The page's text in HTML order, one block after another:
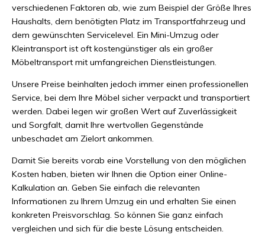
verschiedenen Faktoren ab, wie zum Beispiel der Größe Ihres
Haushalts, dem benötigten Platz im Transportfahrzeug und
dem gewünschten Servicelevel. Ein Mini-Umzug oder
Kleintransport ist oft kostengünstiger als ein großer
Möbeltransport mit umfangreichen Dienstleistungen.
Unsere Preise beinhalten jedoch immer einen professionellen
Service, bei dem Ihre Möbel sicher verpackt und transportiert
werden. Dabei legen wir großen Wert auf Zuverlässigkeit
und Sorgfalt, damit Ihre wertvollen Gegenstände
unbeschadet am Zielort ankommen.
Damit Sie bereits vorab eine Vorstellung von den möglichen
Kosten haben, bieten wir Ihnen die Option einer Online-
Kalkulation an. Geben Sie einfach die relevanten
Informationen zu Ihrem Umzug ein und erhalten Sie einen
konkreten Preisvorschlag. So können Sie ganz einfach
vergleichen und sich für die beste Lösung entscheiden.